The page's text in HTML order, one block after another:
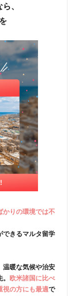
、
かりの環境では不
できるマルタ留学
温暖な気候や治安
欧米諸国に比べ
視の方にも最適で